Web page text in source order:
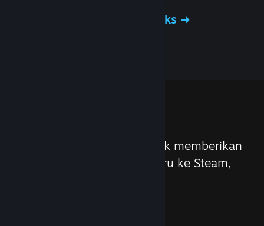
Pelajari tentang Steamworks
Kami terus berusaha untuk memberikan
pembaruan dan fitur baru ke Steam,